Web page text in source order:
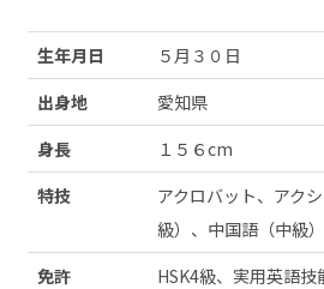
生年月日
５月３０日
出身地
愛知県
身長
１５６cm
特技
アクロバット、アク
級）、中国語（中級）
免許
HSK4級、実用英語